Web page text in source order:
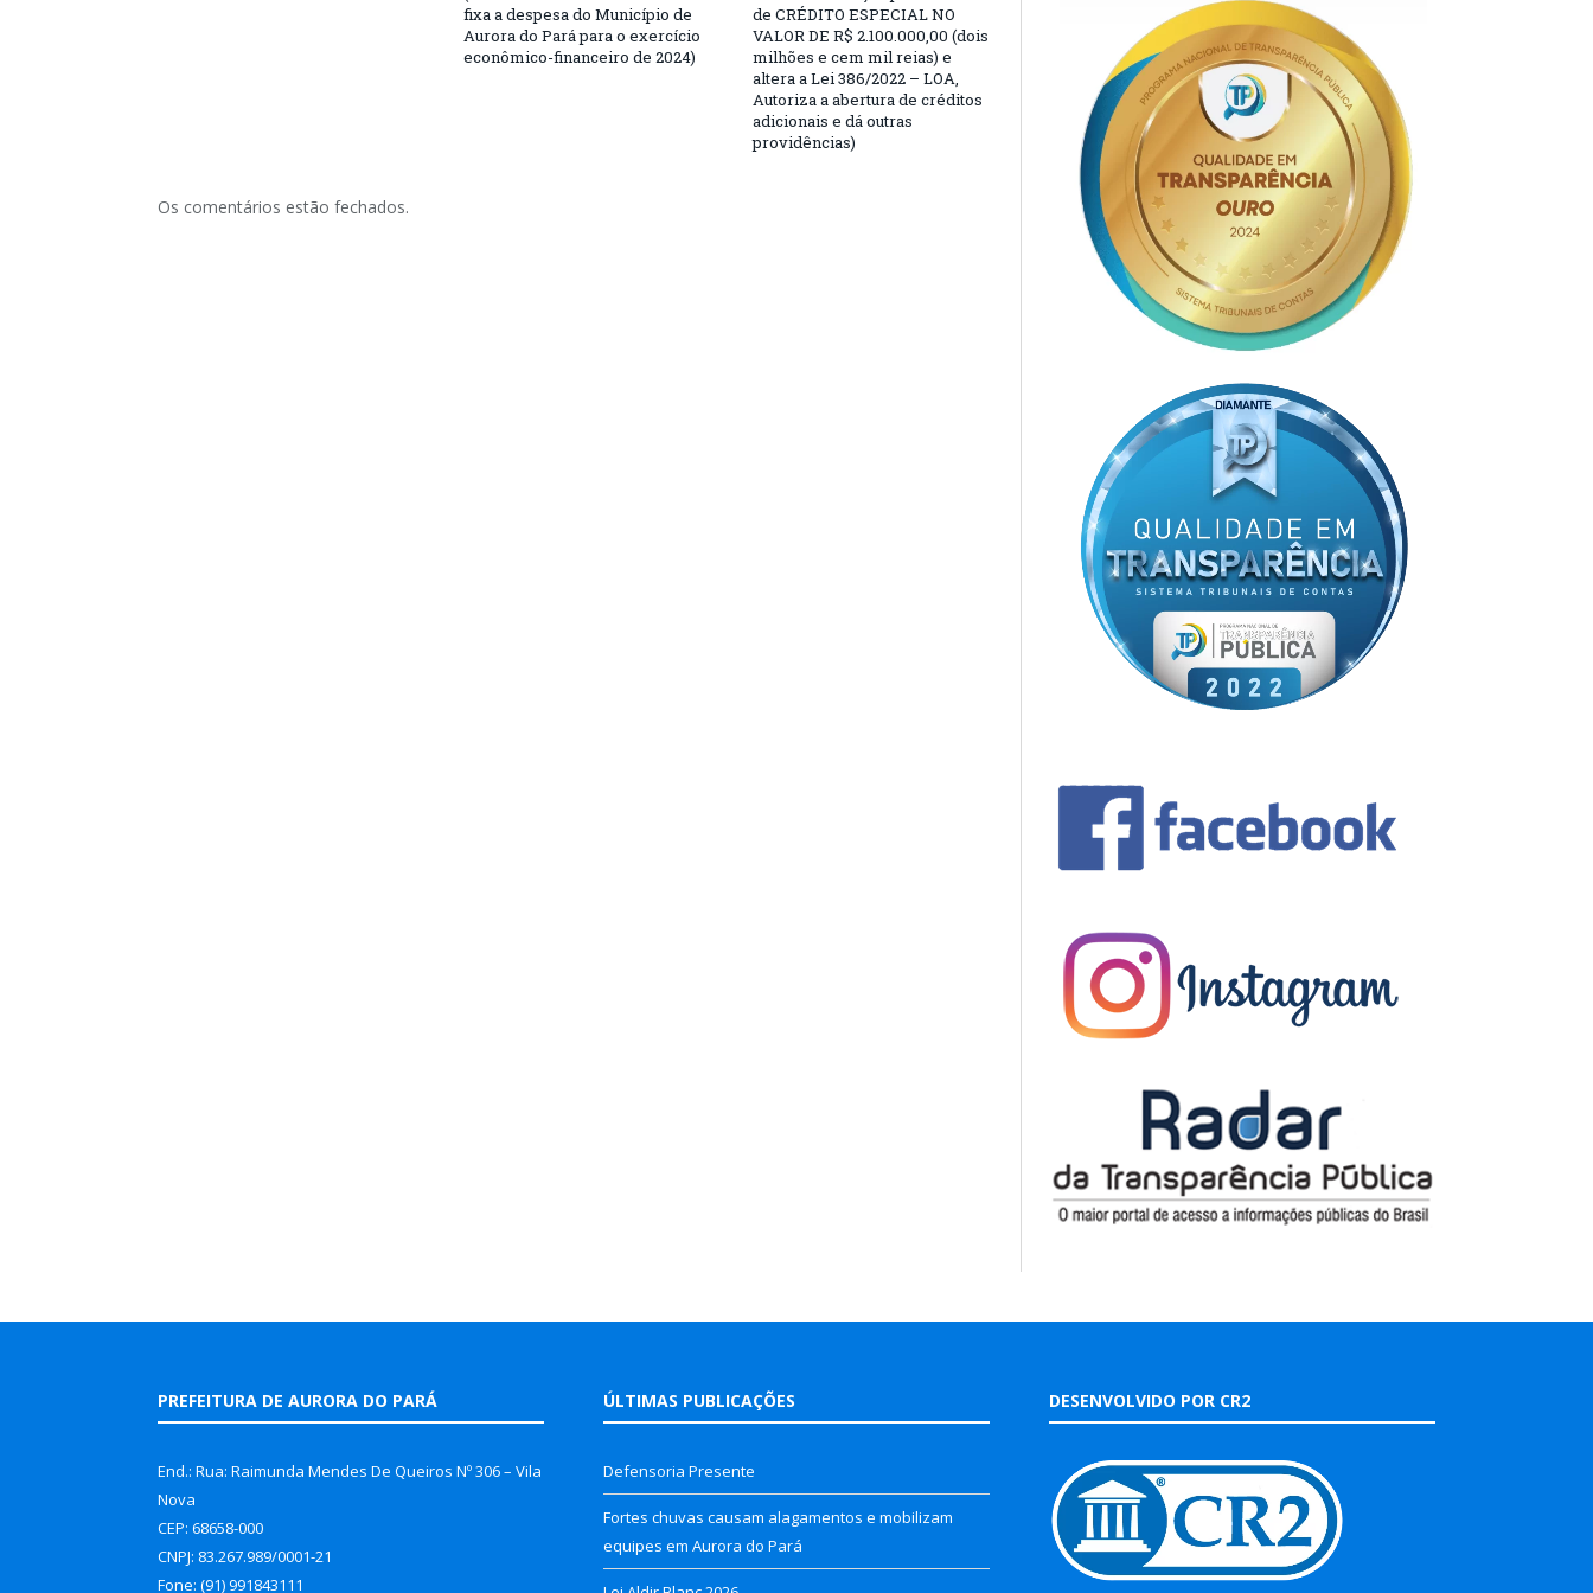
fixa a despesa do Município de
Aurora do Pará para o exercício
econômico-financeiro de 2024)
de CRÉDITO ESPECIAL NO
VALOR DE R$ 2.100.000,00 (dois
milhões e cem mil reias) e
altera a Lei 386/2022 – LOA,
Autoriza a abertura de créditos
adicionais e dá outras
providências)
Os comentários estão fechados.
PREFEITURA DE AURORA DO PARÁ
End.: Rua: Raimunda Mendes De Queiros Nº 306 – Vila
Nova
CEP: 68658-000
CNPJ: 83.267.989/0001-21
Fone: (91) 991843111
ÚLTIMAS PUBLICAÇÕES
Defensoria Presente
Fortes chuvas causam alagamentos e mobilizam
equipes em Aurora do Pará
DESENVOLVIDO POR CR2